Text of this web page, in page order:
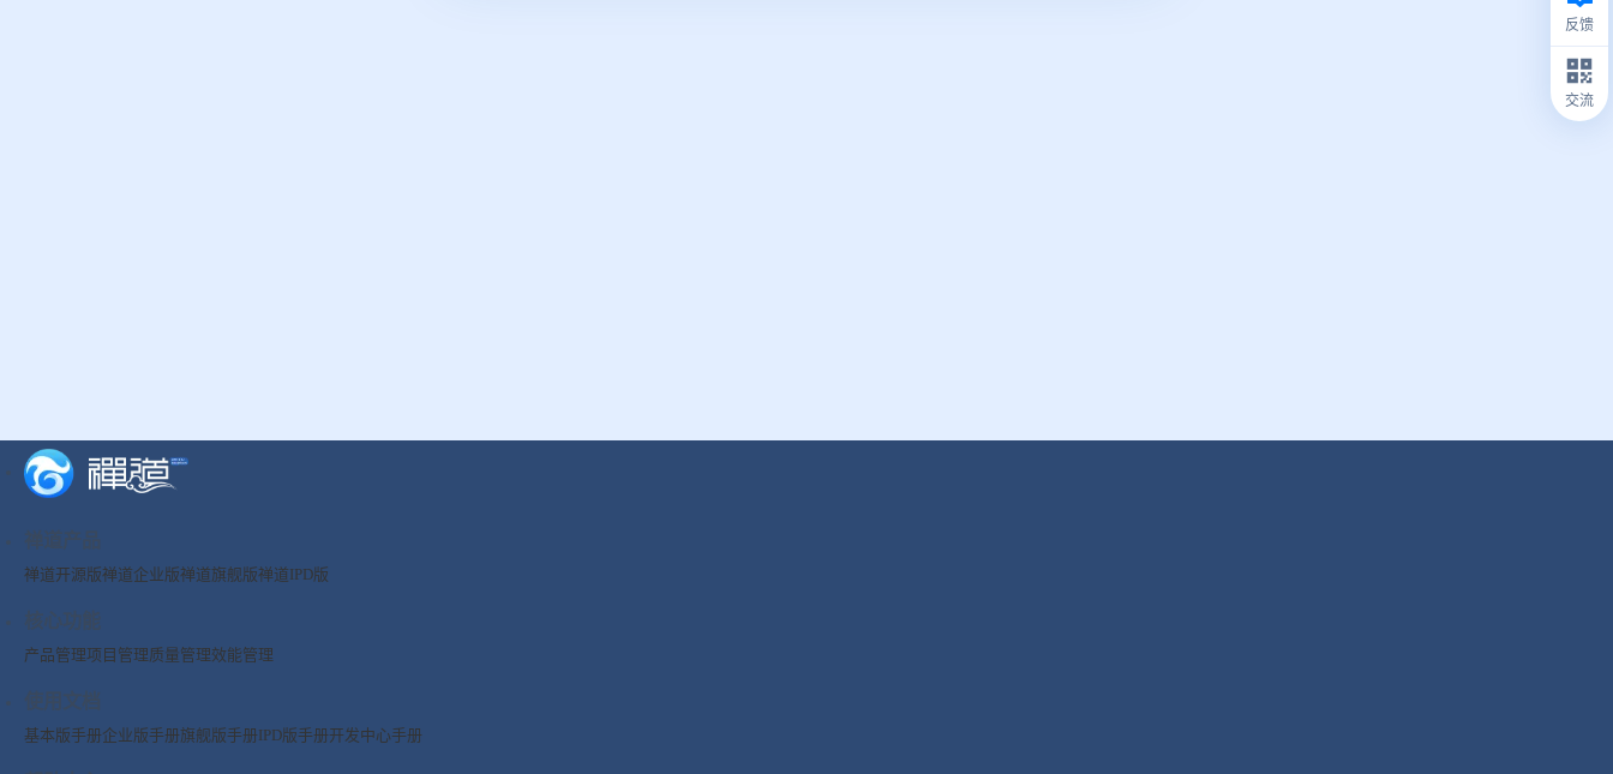
禅道产品
禅道开源版禅道企业版禅道旗舰版禅道IPD版
核心功能
产品管理项目管理质量管理效能管理
使用文档
基本版手册企业版手册旗舰版手册IPD版手册开发中心手册
反馈
交流